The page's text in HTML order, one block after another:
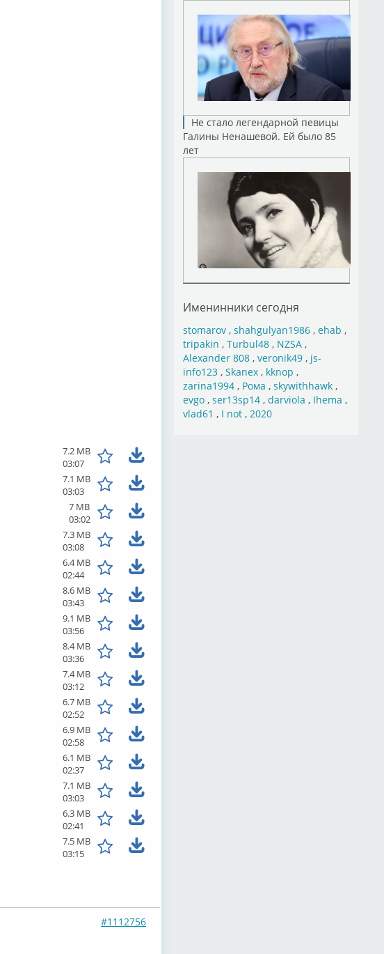
7.2 MB
03:07
7.1 MB
03:03
7 MB
03:02
7.3 MB
03:08
6.4 MB
02:44
8.6 MB
03:43
9.1 MB
03:56
8.4 MB
03:36
7.4 MB
03:12
6.7 MB
02:52
6.9 MB
02:58
6.1 MB
02:37
7.1 MB
03:03
6.3 MB
02:41
7.5 MB
03:15
#1112756
Не стало легендарной певицы
Галины Ненашевой. Ей было 85
лет
Именинники сегодня
stomarov, shahgulyan1986, ehab ,
tripakin , Turbul48, NZSA,
Alexander 808, veronik49, js-
info123, Skanex, kknop ,
zarina1994, Рома , skywithhawk,
evgo, ser13sp14, darviola , Ihema ,
vlad61 , I not, 2020